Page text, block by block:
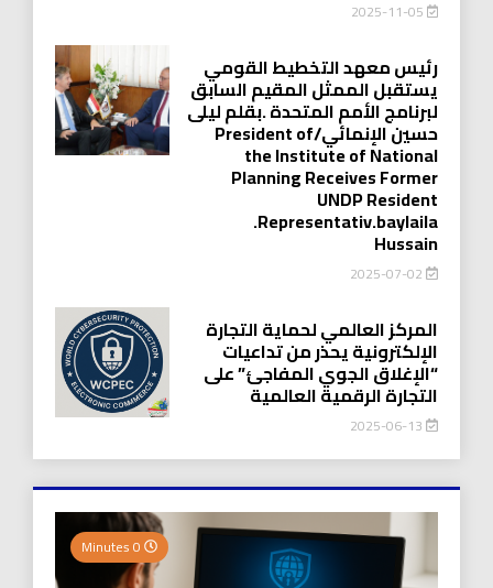
رئيس معهد التخطيط القومي
يستقبل الممثل المقيم السابق
لبرنامج الأمم المتحدة .بقلم ليلى
حسين الإنمائي/President of
the Institute of National
Planning Receives Former
UNDP Resident
.Representativ.baylaila
Hussain
2025-07-02
المركز العالمي لحماية التجارة
الإلكترونية يحذر من تداعيات
“الإغلاق الجوي المفاجئ” على
التجارة الرقمية العالمية
2025-06-13